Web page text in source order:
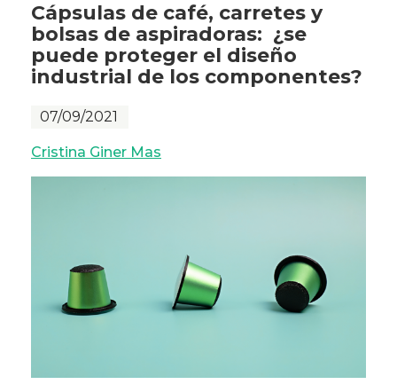
Cápsulas de café, carretes y
bolsas de aspiradoras: ¿se
puede proteger el diseño
industrial de los componentes?
07/09/2021
Cristina Giner Mas